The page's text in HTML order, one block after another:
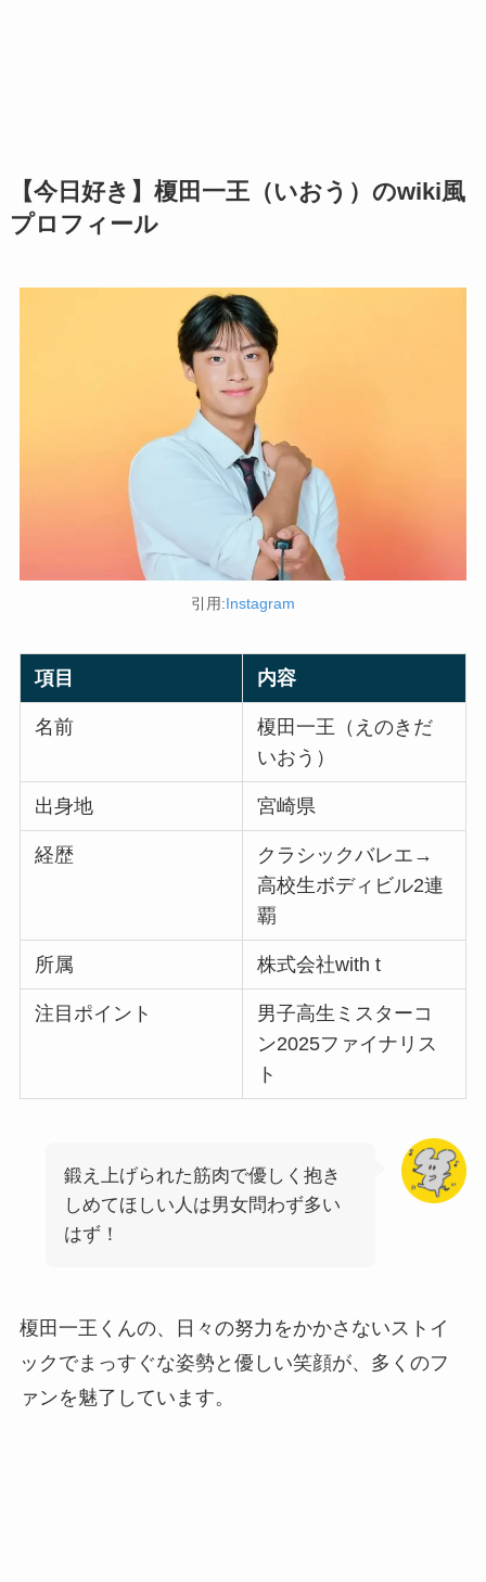
【今日好き】榎田一王（いおう）のwiki風
プロフィール
引用:Instagram
項目 内容
名前
榎田一王（えのきだ
いおう）
出身地 宮崎県
経歴
クラシックバレエ→
高校生ボディビル2連
覇
所属 株式会社with t
注目ポイント
男子高生ミスターコ
ン2025ファイナリス
ト
鍛え上げられた筋肉で優しく抱き
しめてほしい人は男女問わず多い
はず！
榎田一王くんの、日々の努力をかかさないストイ
ックでまっすぐな姿勢と優しい笑顔が、多くのフ
ァンを魅了しています。